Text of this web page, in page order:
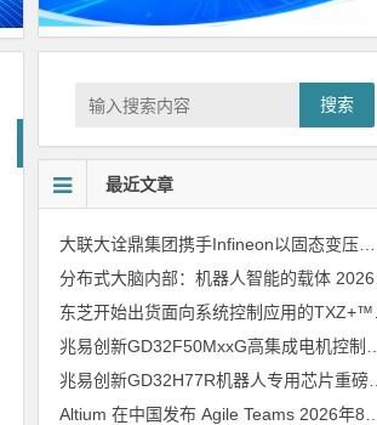
搜索
最近文章
大联大诠鼎集团携手Infineon以固态变压器重构配电效率新标杆
分布式大脑内部：机器人智能的载体 2026年8月6日
兆易创新GD32H77R机器人专用芯片重磅亮相，精准赋能伺服驱动与关节控制
Altium 在中国发布 Agile Teams 2026年8月6日